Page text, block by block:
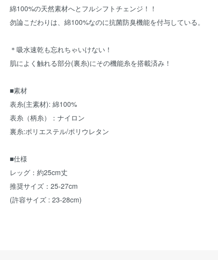
綿100%の天然素材へとフルシフトチェンジ！！
勿論こだわりは、綿100%なのに抗菌防臭機能を付与している。
＊吸水速乾も忘れちゃいけない！
肌によく触れる部分(裏糸)にその機能糸を搭載済み！
■素材
表糸(主素材): 綿100%
表糸（柄糸）：ナイロン
裏糸:ポリエステル/ポリウレタン
■仕様
レッグ：約25cm丈
推奨サイズ：25-27cm
(許容サイズ : 23-28cm)